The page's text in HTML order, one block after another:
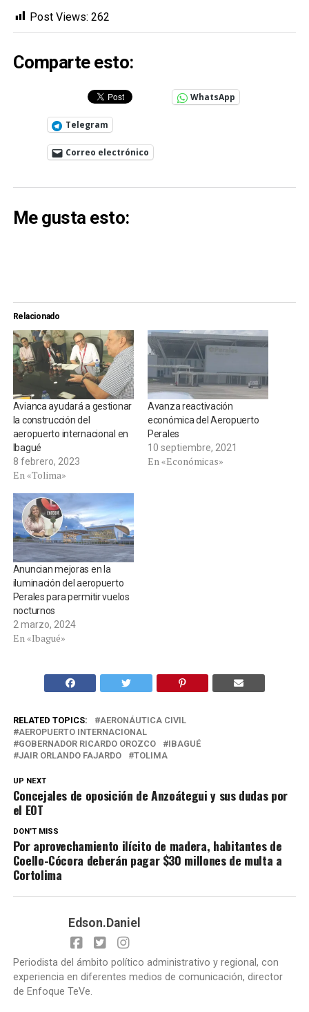
Post Views: 262
Comparte esto:
WhatsApp
Telegram
Correo electrónico
Me gusta esto:
Relacionado
Avianca ayudará a gestionar
la construcción del
aeropuerto internacional en
Ibagué
8 febrero, 2023
En «Tolima»
Avanza reactivación
económica del Aeropuerto
Perales
10 septiembre, 2021
En «Económicas»
Anuncian mejoras en la
iluminación del aeropuerto
Perales para permitir vuelos
nocturnos
2 marzo, 2024
En «Ibagué»
RELATED TOPICS:
AERONÁUTICA CIVIL
AEROPUERTO INTERNACIONAL
GOBERNADOR RICARDO OROZCO
IBAGUÉ
JAIR ORLANDO FAJARDO
TOLIMA
UP NEXT
Concejales de oposición de Anzoátegui y sus dudas por
el EOT
DON'T MISS
Por aprovechamiento ilícito de madera, habitantes de
Coello-Cócora deberán pagar $30 millones de multa a
Cortolima
Edson.Daniel
Periodista del ámbito político administrativo y regional, con
experiencia en diferentes medios de comunicación, director
de Enfoque TeVe.